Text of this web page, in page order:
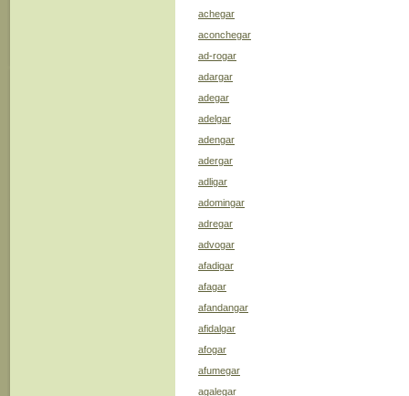
achegar
aconchegar
ad-rogar
adargar
adegar
adelgar
adengar
adergar
adligar
adomingar
adregar
advogar
afadigar
afagar
afandangar
afidalgar
afogar
afumegar
agalegar